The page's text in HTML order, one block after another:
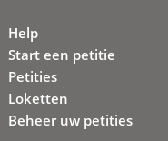
Help
Start een petitie
Petities
Loketten
Beheer uw petities